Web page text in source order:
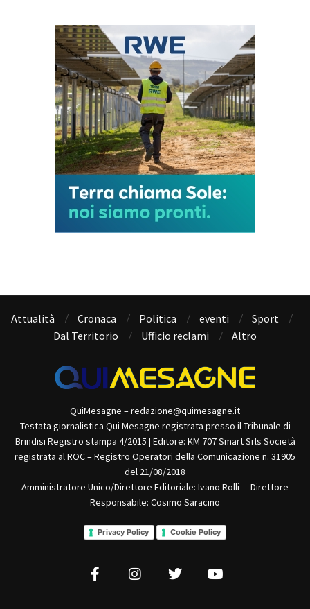
Attualità Cronaca Politica eventi
Sport
Dal Territorio
Ufficio reclami Altro
QuiMesagne – redazione@quimesagne.it
Testata giornalistica Qui Mesagne registrata presso il Tribunale di
Brindisi Registro stampa 4/2015 | Editore: KM 707 Smart Srls Società
registrata al ROC – Registro Operatori della Comunicazione n. 31905
del 21/08/2018
Amministratore Unico/Direttore Editoriale: Ivano Rolli – Direttore
Responsabile: Cosimo Saracino
Privacy Policy Cookie Policy